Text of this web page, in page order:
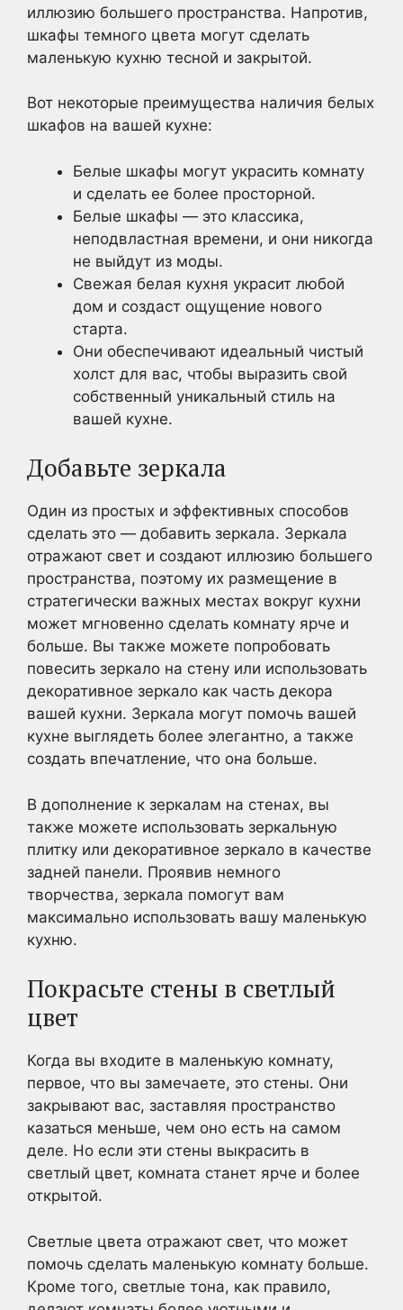
иллюзию большего пространства. Напротив,
шкафы темного цвета могут сделать
маленькую кухню тесной и закрытой.
Вот некоторые преимущества наличия белых
шкафов на вашей кухне:
Белые шкафы могут украсить комнату
и сделать ее более просторной.
Белые шкафы — это классика,
неподвластная времени, и они никогда
не выйдут из моды.
Свежая белая кухня украсит любой
дом и создаст ощущение нового
старта.
Они обеспечивают идеальный чистый
холст для вас, чтобы выразить свой
собственный уникальный стиль на
вашей кухне.
Добавьте зеркала
Один из простых и эффективных способов
сделать это — добавить зеркала. Зеркала
отражают свет и создают иллюзию большего
пространства, поэтому их размещение в
стратегически важных местах вокруг кухни
может мгновенно сделать комнату ярче и
больше. Вы также можете попробовать
повесить зеркало на стену или использовать
декоративное зеркало как часть декора
вашей кухни. Зеркала могут помочь вашей
кухне выглядеть более элегантно, а также
создать впечатление, что она больше.
В дополнение к зеркалам на стенах, вы
также можете использовать зеркальную
плитку или декоративное зеркало в качестве
задней панели. Проявив немного
творчества, зеркала помогут вам
максимально использовать вашу маленькую
кухню.
Покрасьте стены в светлый
цвет
Когда вы входите в маленькую комнату,
первое, что вы замечаете, это стены. Они
закрывают вас, заставляя пространство
казаться меньше, чем оно есть на самом
деле. Но если эти стены выкрасить в
светлый цвет, комната станет ярче и более
открытой.
Светлые цвета отражают свет, что может
помочь сделать маленькую комнату больше.
Кроме того, светлые тона, как правило,